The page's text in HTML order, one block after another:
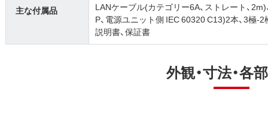
主な付属品
LANケーブル(カテゴリー6A、ストレート、
P、電源ユニット側 IEC 60320 C13)2本、3極-
説明書、保証書
外観・寸法・各